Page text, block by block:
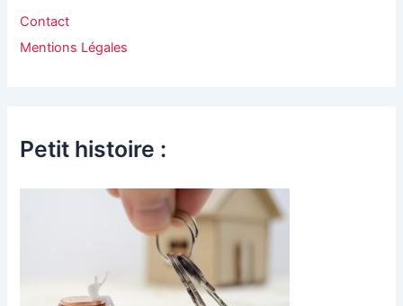
Contact
Mentions Légales
Petit histoire :